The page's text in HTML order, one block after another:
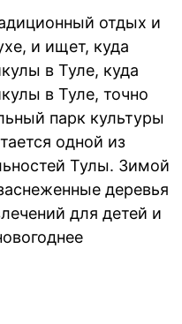
отдых и
и ищет, куда
в Туле, куда
в Туле, точно
парк культуры
одной из
Тулы. Зимой
деревья
для детей и